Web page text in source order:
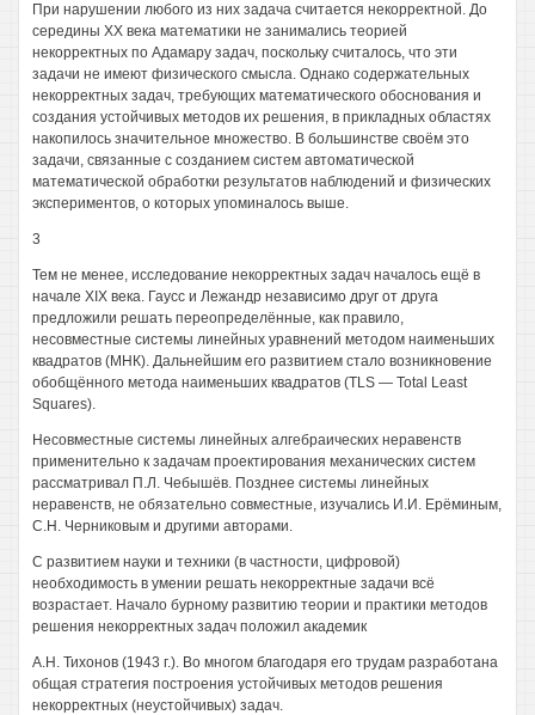
При нарушении любого из них задача считается некорректной. До
середины XX века математики не занимались теорией
некорректных по Адамару задач, поскольку считалось, что эти
задачи не имеют физического смысла. Однако содержательных
некорректных задач, требующих математического обоснования и
создания устойчивых методов их решения, в прикладных областях
накопилось значительное множество. В большинстве своём это
задачи, связанные с созданием систем автоматической
математической обработки результатов наблюдений и физических
экспериментов, о которых упоминалось выше.
3
Тем не менее, исследование некорректных задач началось ещё в
начале XIX века. Гаусс и Лежандр независимо друг от друга
предложили решать переопределённые, как правило,
несовместные системы линейных уравнений методом наименьших
квадратов (МНК). Дальнейшим его развитием стало возникновение
обобщённого метода наименьших квадратов (TLS — Total Least
Squares).
Несовместные системы линейных алгебраических неравенств
применительно к задачам проектирования механических систем
рассматривал П.Л. Чебышёв. Позднее системы линейных
неравенств, не обязательно совместные, изучались И.И. Ерёминым,
С.Н. Черниковым и другими авторами.
С развитием науки и техники (в частности, цифровой)
необходимость в умении решать некорректные задачи всё
возрастает. Начало бурному развитию теории и практики методов
решения некорректных задач положил академик
A.Н. Тихонов (1943 г.). Во многом благодаря его трудам разработана
общая стратегия построения устойчивых методов решения
некорректных (неустойчивых) задач.